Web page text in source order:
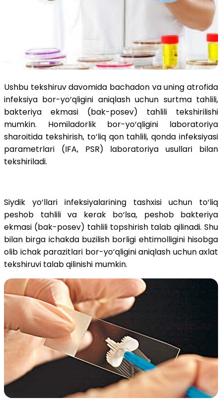
Ushbu tekshiruv davomida bachadon va uning atrofida
infeksiya bor-yo‘qligini aniqlash uchun surtma tahlili,
bakteriya ekmasi (bak-posev) tahlili tekshirilishi
mumkin. Homiladorlik bor-yo‘qligini laboratoriya
sharoitida tekshirish, to‘liq qon tahlili, qonda infeksiyasi
parametrlari (IFA, PSR) laboratoriya usullari bilan
tekshiriladi.
Siydik yo‘llari infeksiyalarining tashxisi uchun to‘liq
peshob tahlili va kerak bo‘lsa, peshob bakteriya
ekmasi (bak-posev) tahlili topshirish talab qilinadi. Shu
bilan birga ichakda buzilish borligi ehtimolligini hisobga
olib ichak parazitlari bor-yo‘qligini aniqlash uchun axlat
tekshiruvi talab qilinishi mumkin.